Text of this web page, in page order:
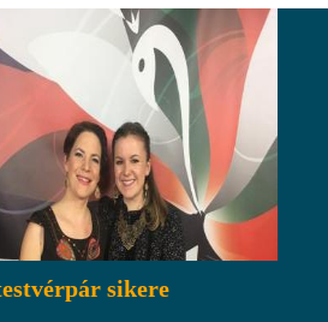
sikere